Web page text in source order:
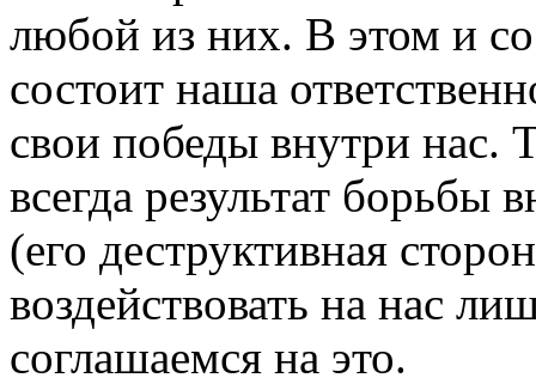
любой из них. В этом и
состоит наша
свои победы внутри
всегда результат
(его деструктивная
воздействовать на нас
соглашаемся на это.